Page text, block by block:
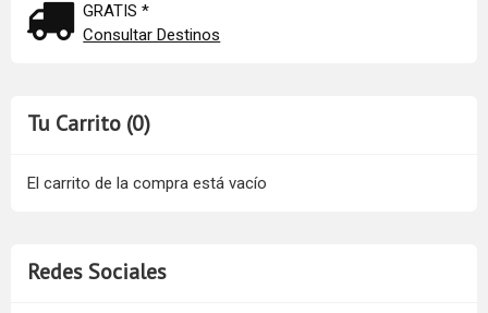
GRATIS *
Consultar Destinos
Tu Carrito (0)
El carrito de la compra está vacío
Redes Sociales